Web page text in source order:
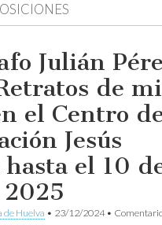
de
Julián
de mi
el Centro
Jesús
el 10
de Huelva • 23/12/2024•